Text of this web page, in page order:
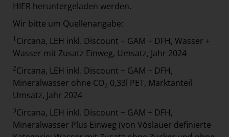
HIER heruntergeladen werden.
Wir bitte um Quellenangabe:
1 Circana, LEH inkl. Discount + GAM + DFH, Wasser +
Wasser mit Zusatz Einweg, Umsatz, Jahr 2024
2Circana, LEH inkl. Discount + GAM + DFH,
Mineralwasser ohne CO2 0,33l PET, Marktanteil
Umsatz, Jahr 2024
3Circana, LEH inkl. Discount + GAM + DFH,
Mineralwasser Plus Einweg (von Vöslauer definierte